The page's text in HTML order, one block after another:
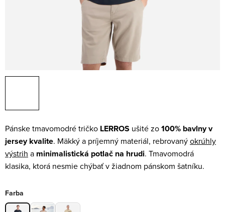
Pánske tmavomodré tričko LERROS ušité zo100% bavlny v
jersey kvalite. Mäkký a príjemný materiál, rebrovanýokrúhly
výstrih a minimalistická potlač na hrudi. Tmavomodrá
klasika, ktorá nesmie chýbať v žiadnom pánskom šatníku.
Farba